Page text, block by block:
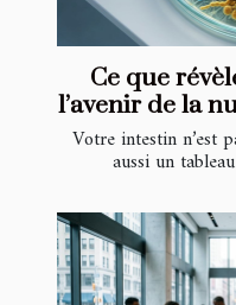
Ce que
l’avenir de la
Votre intestin n’est
aussi un